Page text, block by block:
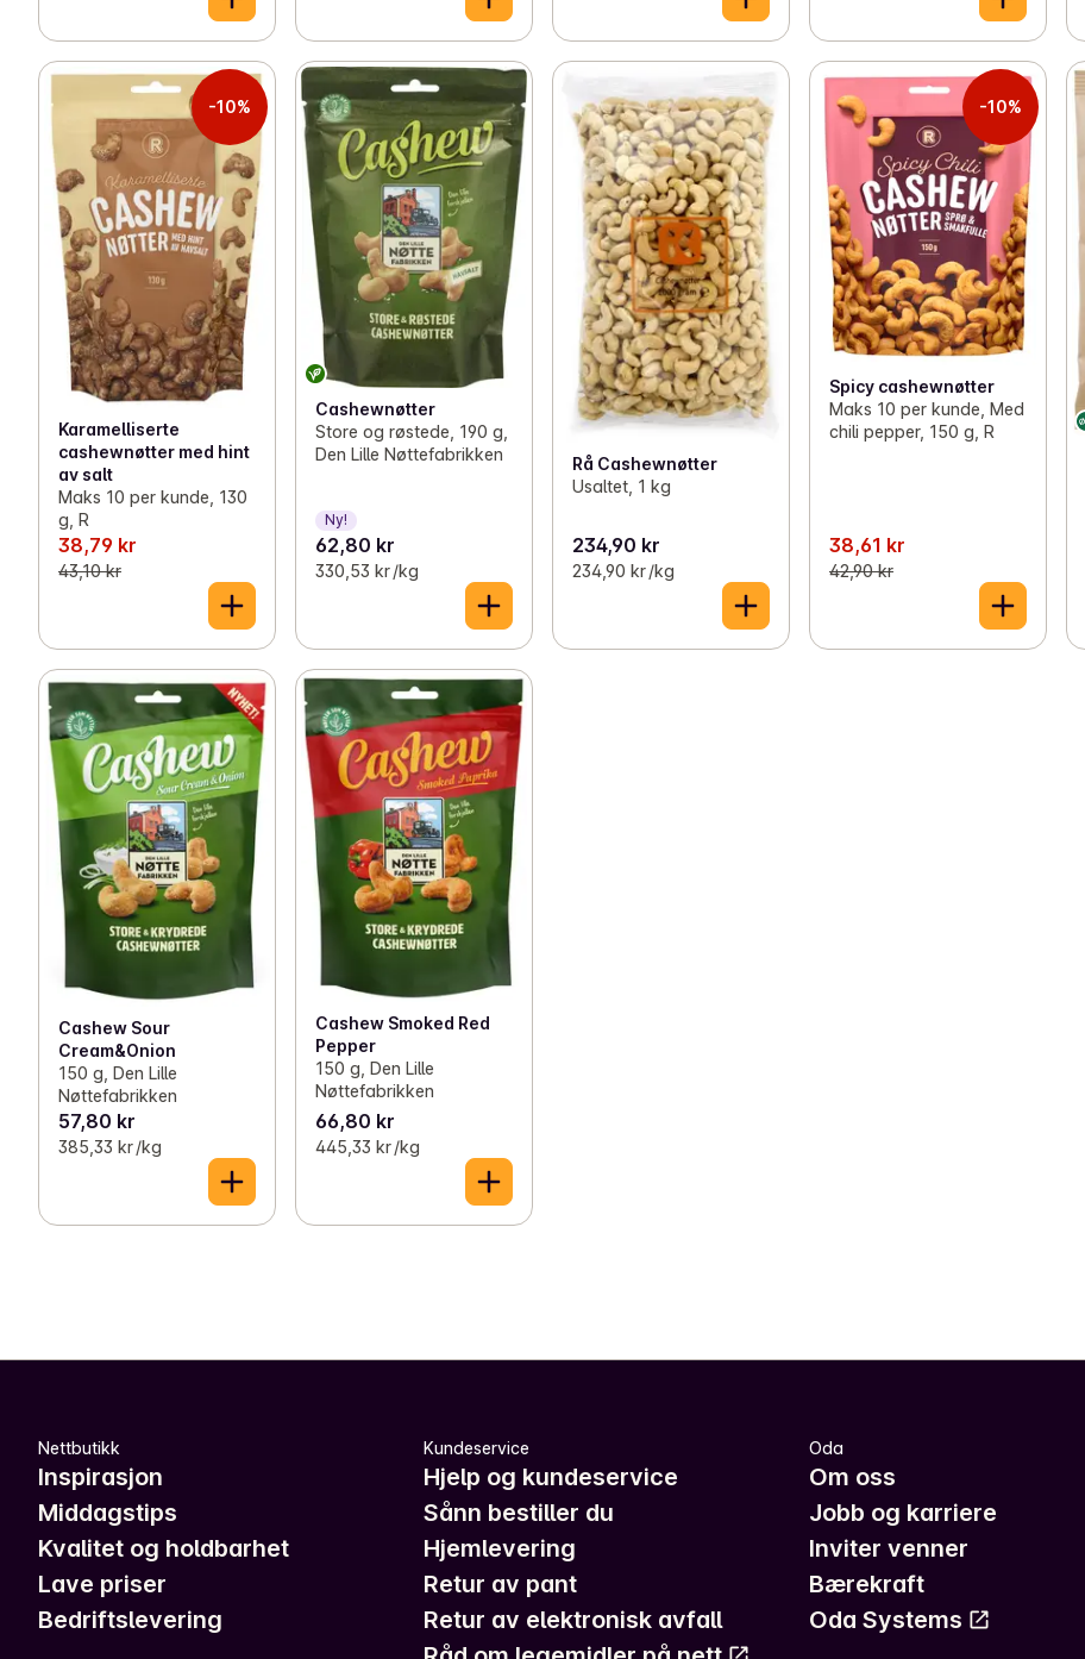
-10%
Karamelliserte
cashewnøtter med hint
av salt
Maks 10 per kunde, 130
g, R
38,79 kr
43,10 kr
Cashewnøtter
Store og røstede, 190 g,
Den Lille Nøttefabrikken
Ny!
62,80 kr
330,53 kr /kg
Rå Cashewnøtter
Usaltet, 1 kg
234,90 kr
234,90 kr /kg
-10%
Spicy cashewnøtter
Maks 10 per kunde, Med
chili pepper, 150 g, R
38,61 kr
42,90 kr
Cashew Sour
Cream&Onion
150 g, Den Lille
Nøttefabrikken
57,80 kr
385,33 kr /kg
Cashew Smoked Red
Pepper
150 g, Den Lille
Nøttefabrikken
66,80 kr
445,33 kr /kg
Nettbutikk
Inspirasjon
Middagstips
Kvalitet og holdbarhet
Lave priser
Bedriftslevering
Kundeservice
Hjelp og kundeservice
Sånn bestiller du
Hjemlevering
Retur av pant
Retur av elektronisk avfall
Oda
Om oss
Jobb og karriere
Inviter venner
Bærekraft
Oda Systems